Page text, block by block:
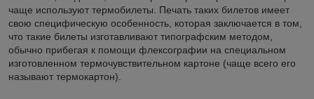
чаще используют термобилеты. Печать таких билетов имеет
свою специфическую особенность, которая заключается в том,
что такие билеты изготавливают типографским методом,
обычно прибегая к помощи флексографии на специальном
изготовленном термочувствительном картоне (чаще всего его
называют термокартон).